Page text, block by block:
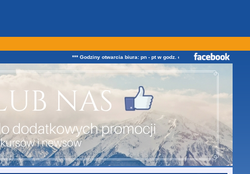
*** Godziny otwarcia biura: pn - pt w godz. od 08:00 do 16:00 ZAPRASZAMY! ***